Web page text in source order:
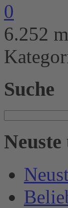
0
6.252
Suche
nach: